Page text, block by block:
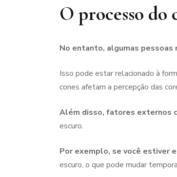
O processo do
No entanto, algumas pessoas
Isso pode estar relacionado à
cones afetam a percepção das
Além disso, fatores externos
escuro.
Por exemplo, se você estiver
escuro, o que pode mudar